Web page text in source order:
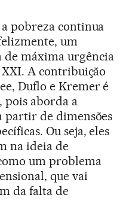
pobreza continua
um
máxima urgência
A contribuição
Duflo e Kremer é
pois aborda a
partir de dimensões
Ou seja, eles
na ideia de
um problema
que vai
da falta de